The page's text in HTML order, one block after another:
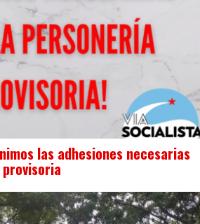
las adhesiones necesarias